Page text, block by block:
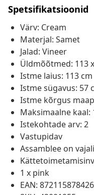
Spetsifikatsioonid
Värv: Cream
Materjal: Samet
Jalad: Vineer
Üldmõõtmed: 113
Istme laius: 113 cm
Istme sügavus: 57
Istme kõrgus
Maksimaalne
Istekohtade arv: 2
Vastupidav
Assamblee on
1 x pink
EAN: